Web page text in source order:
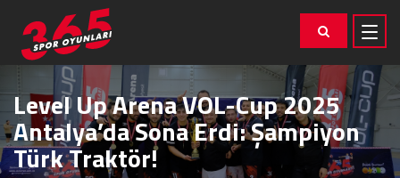
Level Up Arena VOL-Cup 2025
Antalya’da Sona Erdi: Şampiyon
Türk Traktör!